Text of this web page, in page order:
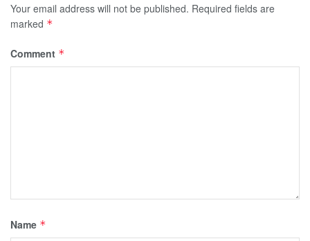
Your email address will not be published. Required fields are
marked *
Comment *
Name *